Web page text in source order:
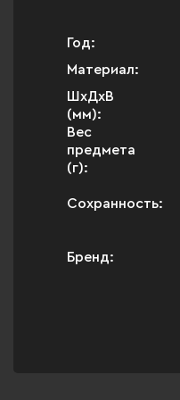
Год:
Материал:
ШхДхВ
(мм):
Вес
предмета
(г):
Сохранность:
Бренд: